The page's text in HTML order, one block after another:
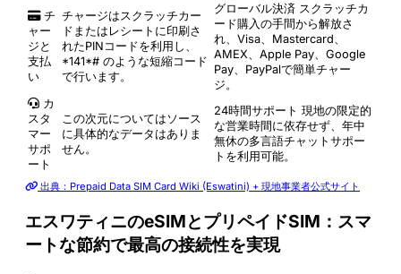
チ
ャー
ジと
支払
い
チャージはスクラッチカー
ドまたはレシートに印刷さ
れたPINコードを利用し、
*141*# のような短縮コード
で行います。
グローバル決済 スクラッチカ
ード購入の手間から解放さ
れ、Visa、Mastercard、
AMEX、Apple Pay、Google
Pay、PayPalで簡単チャー
ジ。
カ
スタ
マー
サポ
ート
この次元についてはソース
に具体的なデータはありま
せん。
24時間サポート 現地の限定的
な営業時間に依存せず、年中
無休の多言語チャットサポー
トを利用可能。
出典：Prepaid Data SIM Card Wiki (Eswatini) + 現地事業者公式サイト
エスワティニのeSIMとプリペイドSIM：スマ
ートな節約で最高の接続性を実現